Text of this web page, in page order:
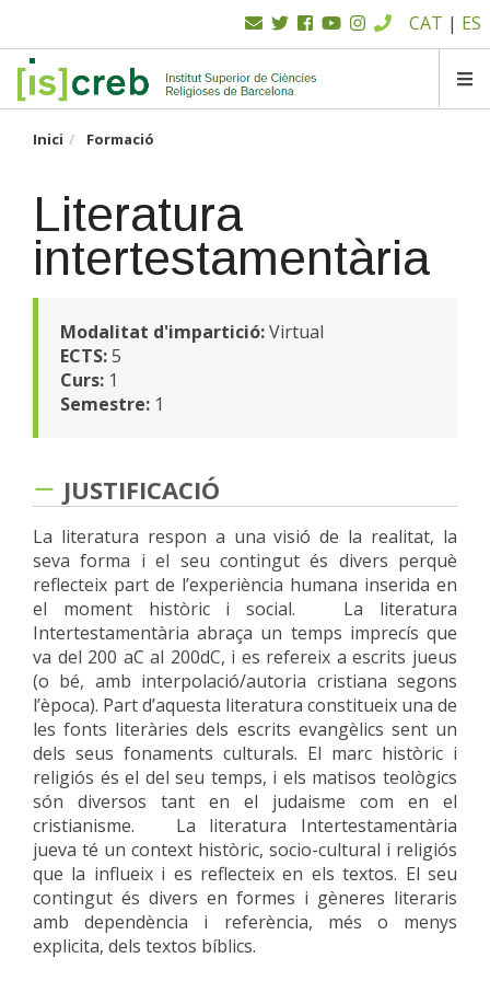
contingut
superior
SK
CAT | ES
Inici Formació
Literatura
intertestamentària
Modalitat d'impartició:Virtual
ECTS:5
Curs: 1
Semestre: 1
JUSTIFICACIÓ
La literatura respon a una visió de la realitat, la
seva forma i el seu contingut és divers perquè
reflecteix part de l’experiència humana inserida en
el moment històric i social.
La literatura
Intertestamentària abraça un temps imprecís que
va del 200 aC al 200dC, i es refereix a escrits jueus
(o bé, amb interpolació/autoria cristiana segons
l’època). Part d’aquesta literatura constitueix una de
les fonts literàries dels escrits evangèlics sent un
dels seus fonaments culturals. El marc històric i
religiós és el del seu temps, i els matisos teològics
són diversos tant en el judaisme com en el
cristianisme.
La literatura Intertestamentària
jueva té un context històric, socio-cultural i religiós
que la influeix i es reflecteix en els textos. El seu
contingut és divers en formes i gèneres literaris
amb dependència i referència, més o menys
explicita, dels textos bíblics.